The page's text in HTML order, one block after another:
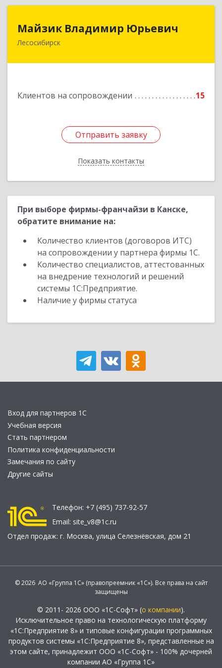
Майзик Владимир Юрьевич
Лесосибирск
Клиентов на сопровождении 15
Отправить заявку
Показать контакты
Отправить заявку
Назад
При выборе фирмы-франчайзи в Канске,
обратите внимание на:
Количество клиентов (договоров ИТС)
на сопровождении у партнера фирмы 1С.
Количество специалистов, аттестованных
на внедрение технологий и решений
системы 1С:Предприятие.
Наличие у фирмы статуса
Вход для партнеров 1С
Учебная версия
Стать партнером
Политика конфиденциальности
Замечания по сайту
Другие сайты
Телефон: +7 (495) 737-92-57
Email: site_v8@1c.ru
Отдел продаж: г. Москва, улица Селезнёвская, дом 21
© 2026 АО «Группа 1С» (правопреемник «1С»). Все права на сайт
защищены
© 2011- 2026 ООО «1С-Софт» (о компании).
Исключительное право на технологическую платформу
«1С:Предприятие 8» и типовые конфигурации программных
продуктов системы «1С:Предприятие 8», представленные на
этом сайте, принадлежит ООО «1С-Софт» - 100% дочерней
компании АО «Группа 1С»